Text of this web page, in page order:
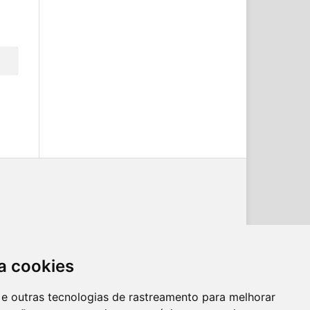
cookies
outras tecnologias de rastreamento para melhorar